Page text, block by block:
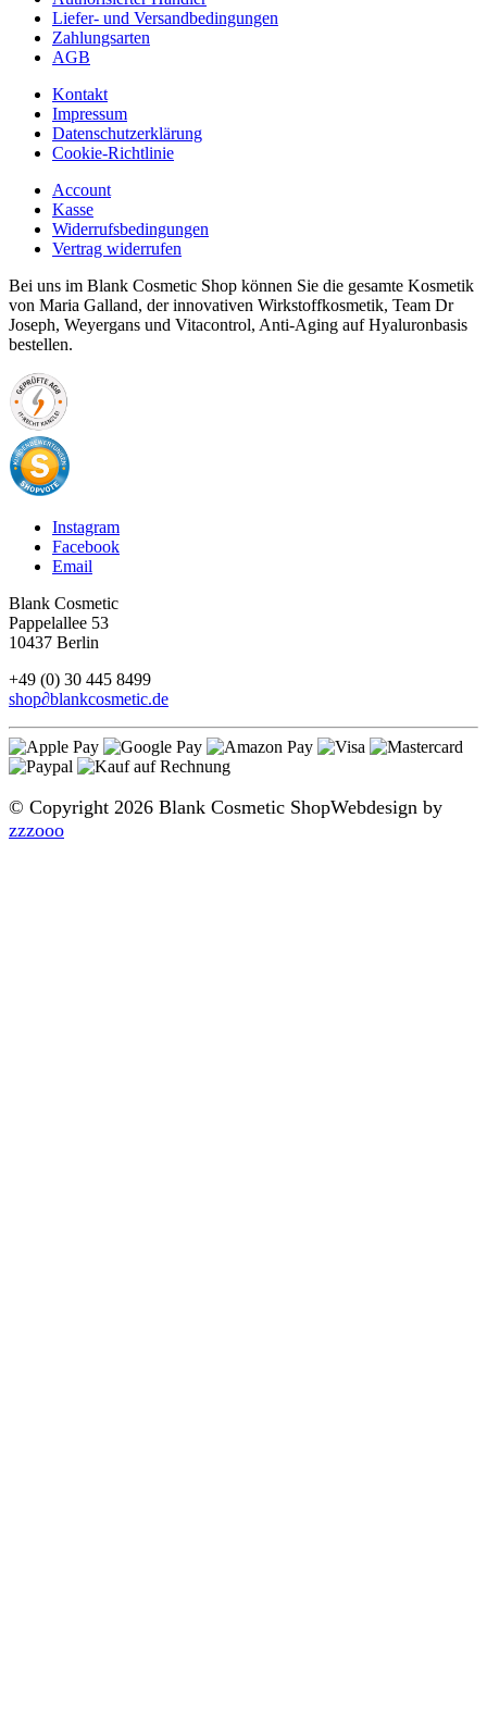
Liefer- und Versandbedingungen
Zahlungsarten
AGB
Kontakt
Impressum
Datenschutzerklärung
Cookie-Richtlinie
Account
Kasse
Widerrufsbedingungen
Vertrag widerrufen
Bei uns im Blank Cosmetic Shop können Sie die gesamte Kosmetik
von Maria Galland, der innovativen Wirkstoffkosmetik, Team Dr
Joseph, Weyergans und Vitacontrol, Anti-Aging auf Hyaluronbasis
bestellen.
Instagram
Facebook
Email
Blank Cosmetic
Pappelallee 53
10437 Berlin
+49 (0) 30 445 8499
shop∂blankcosmetic.de
© Copyright 2026 Blank Cosmetic ShopWebdesign by
zzzooo